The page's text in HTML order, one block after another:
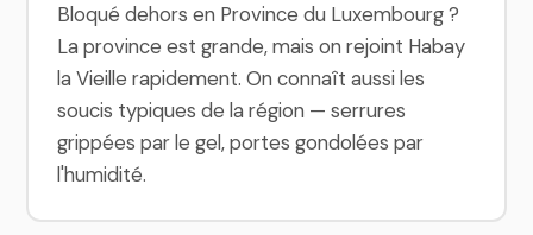
Bloqué dehors en Province du Luxembourg ?
La province est grande, mais on rejoint Habay
la Vieille rapidement. On connaît aussi les
soucis typiques de la région — serrures
grippées par le gel, portes gondolées par
l'humidité.